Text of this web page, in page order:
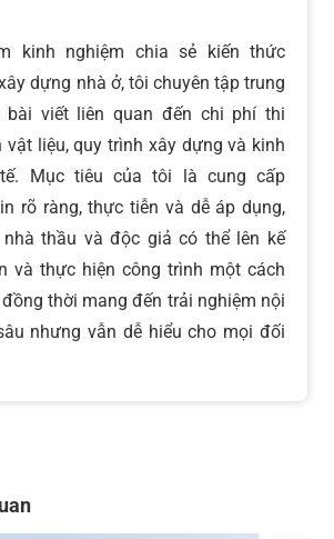
kinh nghiệm chia sẻ kiến thức
dựng nhà ở, tôi chuyên tập trung
bài viết liên quan đến chi phí thi
vật liệu, quy trình xây dựng và kinh
Mục tiêu của tôi là cung cấp
rõ ràng, thực tiễn và dễ áp dụng,
thầu và độc giả có thể lên kế
và thực hiện công trình một cách
thời mang đến trải nghiệm nội
nhưng vẫn dễ hiểu cho mọi đối